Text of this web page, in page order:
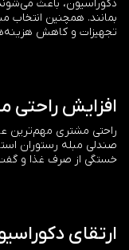
دکوراسیون، باعث
بمانند. همچنین انتخاب
تجهیزات و کاهش
افزایش راحتی
راحتی مشتری مهم‌ترین
صندلی مبله رستوران
خستگی از صرف غذا و
ارتقای